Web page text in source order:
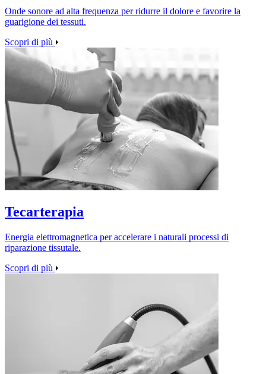
Onde sonore ad alta frequenza per ridurre il dolore e favorire la
guarigione dei tessuti.
Scopri di più
Tecarterapia
Energia elettromagnetica per accelerare i naturali processi di
riparazione tissutale.
Scopri di più